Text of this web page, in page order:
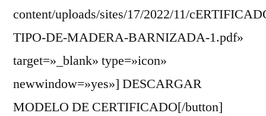
content/uploads/sites/17/2022/11/
TIPO-DE-MADERA-BARNIZADA-1.pdf»
target=»_blank» type=»icon»
newwindow=»yes»] DESCARGAR
MODELO DE CERTIFICADO[/button]